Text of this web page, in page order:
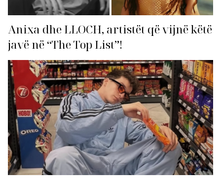
Anixa dhe LLOCH, artistët që vijnë këtë
javë në “The Top List”!